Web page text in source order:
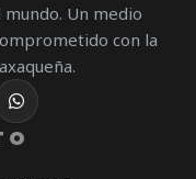
mundo. Un medio
con la